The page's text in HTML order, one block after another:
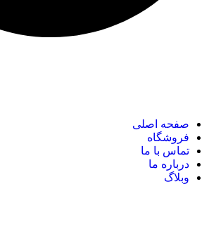
صفحه اصلی
فروشگاه
تماس با ما
درباره ما
وبلاگ